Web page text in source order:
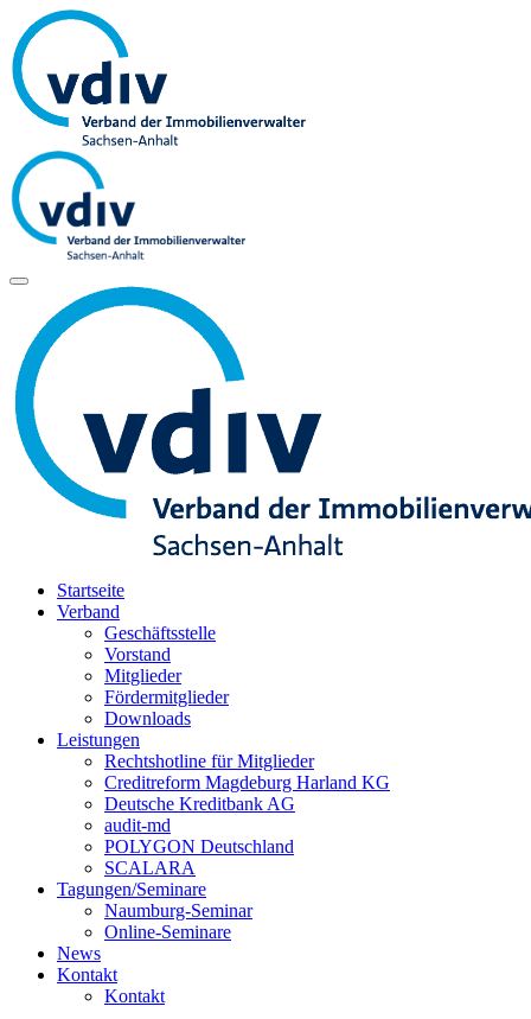
Startseite
Verband
Geschäftsstelle
Vorstand
Mitglieder
Fördermitglieder
Downloads
Leistungen
Rechtshotline für Mitglieder
Creditreform Magdeburg Harland KG
Deutsche Kreditbank AG
audit-md
POLYGON Deutschland
SCALARA
Tagungen/Seminare
Naumburg-Seminar
Online-Seminare
News
Kontakt
Kontakt